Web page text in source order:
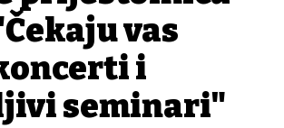
vas
i
seminari"